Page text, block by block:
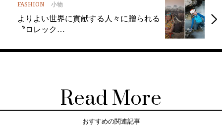
FASHION 小物
よりよい世界に貢献する人々に贈られる
〝ロレック…
Read More
おすすめの関連記事